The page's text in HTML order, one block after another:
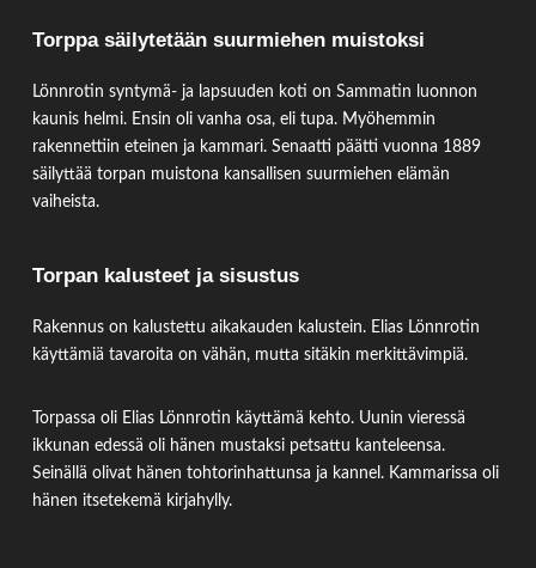
Torppa säilytetään suurmiehen muistoksi
Lönnrotin syntymä- ja lapsuuden koti on Sammatin luonnon
kaunis helmi. Ensin oli vanha osa, eli tupa. Myöhemmin
rakennettiin eteinen ja kammari. Senaatti päätti vuonna 1889
säilyttää torpan muistona kansallisen suurmiehen elämän
vaiheista.
Torpan kalusteet ja sisustus
Rakennus on kalustettu aikakauden kalustein. Elias Lönnrotin
käyttämiä tavaroita on vähän, mutta sitäkin merkittävimpiä.
Torpassa oli Elias Lönnrotin käyttämä kehto. Uunin vieressä
ikkunan edessä oli hänen mustaksi petsattu kanteleensa.
Seinällä olivat hänen tohtorinhattunsa ja kannel. Kammarissa oli
hänen itsetekemä kirjahylly.